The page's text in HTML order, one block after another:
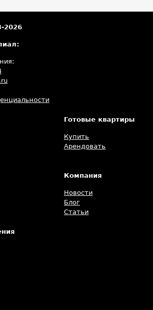
терять привлекательность, морально
быть востребованными в силу
2026
Готовые квартиры
Купить
Арендовать
Компания
Новости
Блог
Статьи